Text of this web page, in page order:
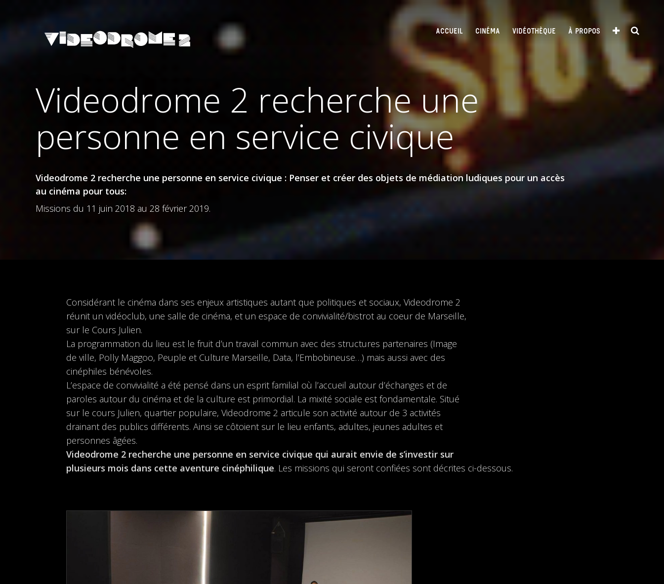
ACCUEIL CINÉMA VIDÉOTHÈQUE À PROPOS
Videodrome 2 recherche une
personne en service civique
Videodrome 2 recherche une personne en service civique : Penser et créer des objets de médiation ludiques pour un accès
au cinéma pour tous:
Missions du 11 juin 2018 au 28 février 2019.
Considérant le cinéma dans ses enjeux artistiques autant que politiques et sociaux, Videodrome 2
réunit un vidéoclub, une salle de cinéma, et un espace de convivialité/bistrot au coeur de Marseille,
sur le Cours Julien.
La programmation du lieu est le fruit d’un travail commun avec des structures partenaires (Image
de ville, Polly Maggoo, Peuple et Culture Marseille, Data, l’Embobineuse…) mais aussi avec des
cinéphiles bénévoles.
L’espace de convivialité a été pensé dans un esprit familial où l’accueil autour d’échanges et de
paroles autour du cinéma et de la culture est primordial. La mixité sociale est fondamentale. Situé
sur le cours Julien, quartier populaire, Videodrome 2 articule son activité autour de 3 activités
drainant des publics différents. Ainsi se côtoient sur le lieu enfants, adultes, jeunes adultes et
personnes âgées.
Videodrome 2 recherche une personne en service civique qui aurait envie de s’investir sur
plusieurs mois dans cette aventure cinéphilique. Les missions qui seront confiées sont décrites ci-dessous.